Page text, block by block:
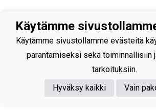
Käytämme
Käytämme sivustollamme evästeitä
parantamiseksi sekä toiminnallisiin
tarkoituksiin.
Hyväksy kaikki
Vain